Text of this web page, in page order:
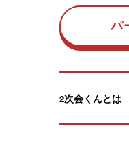
パ
2次会くんとは